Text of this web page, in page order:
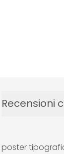
Recensioni